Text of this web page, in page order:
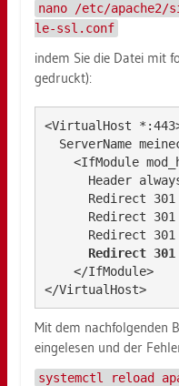
nano /etc/
le-ssl.conf
indem Sie die Datei mit
ge­druckt):
<VirtualHost
ServerName
<IfModule
Header
Redirect
Redirect
Redirect
Redirect
    </IfModule>
Mit dem nach­fol­gen­den
ein­ge­le­sen und der
systemctl reload